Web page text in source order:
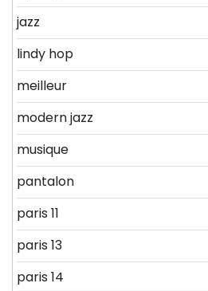
jazz
lindy hop
meilleur
modern jazz
musique
pantalon
paris 11
paris 13
paris 14